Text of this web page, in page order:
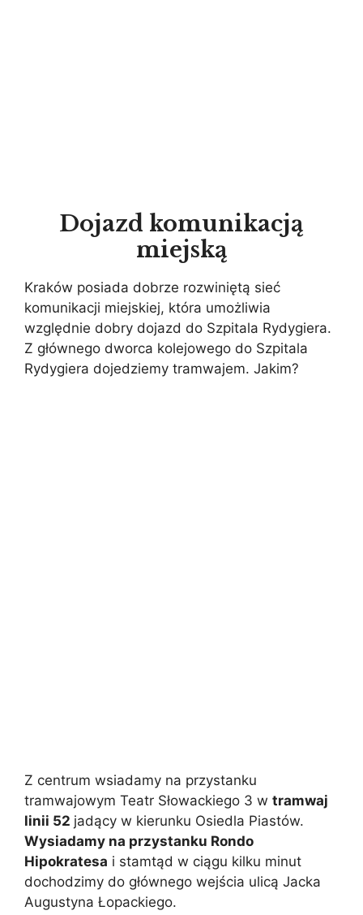
Dojazd komunikacją
miejską
Kraków posiada dobrze rozwiniętą sieć
komunikacji miejskiej, która umożliwia
względnie dobry dojazd do Szpitala Rydygiera.
Z głównego dworca kolejowego do Szpitala
Rydygiera dojedziemy tramwajem. Jakim?
Z centrum wsiadamy na przystanku
tramwajowym Teatr Słowackiego 3 w tramwaj
linii 52 jadący w kierunku Osiedla Piastów.
Wysiadamy na przystanku Rondo
Hipokratesa i stamtąd w ciągu kilku minut
dochodzimy do głównego wejścia ulicą Jacka
Augustyna Łopackiego.